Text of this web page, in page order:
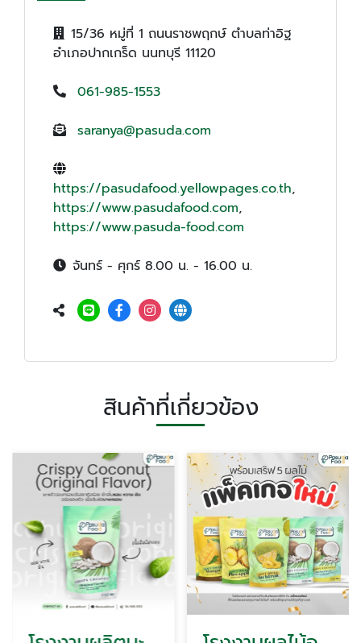
15/36 หมู่ที่ 1 ถนนราชพฤกษ์ ตำบลท่าอิฐ
อำเภอปากเกร็ด นนทบุรี 11120
061-985-1553
saranya@pasuda.com
https://pasudafood.yellowpages.co.th,
https://www.pasudafood.com,
https://www.pasuda-food.com
จันทร์ - ศุกร์ 8.00 น. - 16.00 น.
สินค้าที่เกี่ยวข้อง